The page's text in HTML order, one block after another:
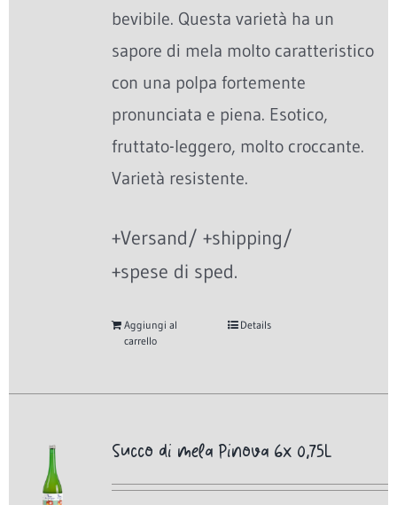
bevibile. Questa varietà ha un
sapore di mela molto caratteristico
con una polpa fortemente
pronunciata e piena. Esotico,
fruttato-leggero, molto croccante.
Varietà resistente.
+Versand/ +shipping/
+spese di sped.
Aggiungi al
carrello
Details
Succo di mela Pinova 6x 0,75L